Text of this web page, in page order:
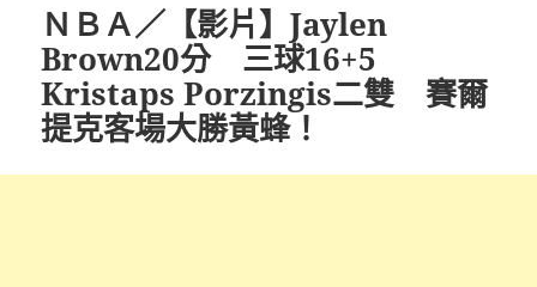
ＮＢＡ／【影片】Jaylen
Brown20分 三球16+5
Kristaps Porzingis二雙 賽爾
提克客場大勝黃蜂！